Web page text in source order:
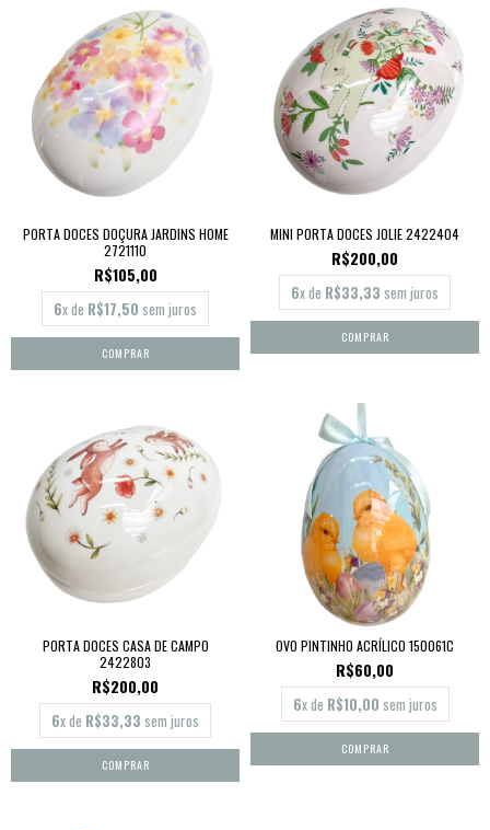
PORTA DOCES DOÇURA JARDINS HOME
2721110
R$105,00
6x de R$17,50 sem juros
MINI PORTA DOCES JOLIE 2422404
R$200,00
6x de R$33,33 sem juros
PORTA DOCES CASA DE CAMPO
2422803
R$200,00
6x de R$33,33 sem juros
OVO PINTINHO ACRÍLICO 150061C
R$60,00
6x de R$10,00 sem juros